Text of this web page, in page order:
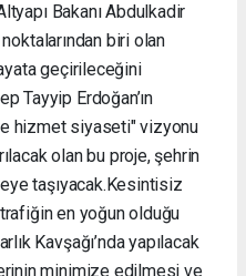
Bakanı Abdulkadir
biri olan
geçirileceğini
Tayyip Erdoğan’ın
hizmet siyaseti" vizyonu
olan bu proje, şehrin
taşıyacak. ​Kesintisiz
en yoğun olduğu
Kavşağı’nda yapılacak
minimize edilmesi ve